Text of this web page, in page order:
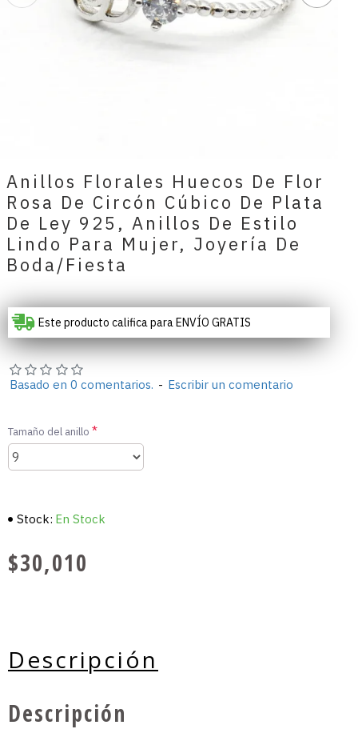
Anillos Florales Huecos De Flor
Rosa De Circón Cúbico De Plata
De Ley 925, Anillos De Estilo
Lindo Para Mujer, Joyería De
Boda/fiesta
Este producto califica para ENVÍO GRATIS
Basado en 0 comentarios. - Escribir un comentario
$30,010
Stock: En Stock
Tamaño del anillo
Descripción
Descripción